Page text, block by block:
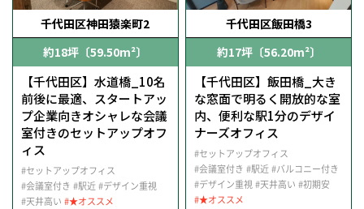
千代田区神田猿楽町2
約18坪〔59.50m²〕
【千代田区】水道橋_10名
前後に最適、スタートアッ
プ企業向きオシャレな会議
室付きのセットアップオフ
ィス
#セットアップオフィス
#会議室付き #駅近 #デザイン重視
#天井高い #★オススメ
千代田区飯田橋3
約17坪〔56.20m²〕
【千代田区】飯田橋_大き
な窓面で明るく開放的な室
内、便利な駅1分のデザイ
ナーズオフィス
#セットアップオフィス
#会議室付き #駅近 #バルコニー付き
#デザイン重視#天井高い #初期安
#★オススメ